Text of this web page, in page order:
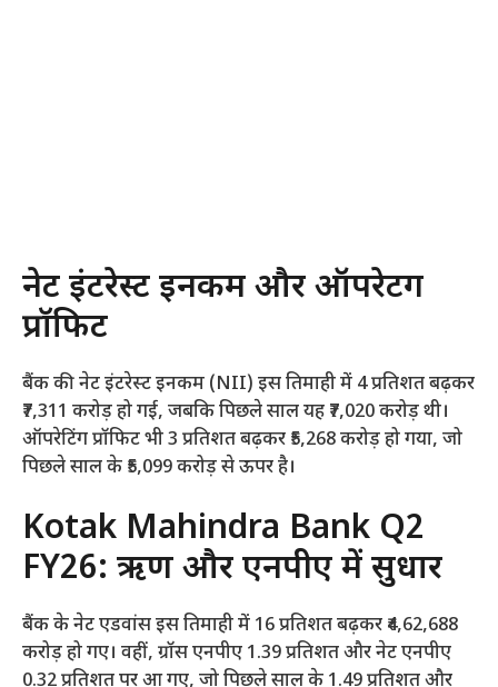
नेट इंटरेस्ट इनकम और ऑपरेटिंग
प्रॉफिट
बैंक की नेट इंटरेस्ट इनकम (NII) इस तिमाही में 4 प्रतिशत बढ़कर
₹7,311 करोड़ हो गई, जबकि पिछले साल यह ₹7,020 करोड़ थी।
ऑपरेटिंग प्रॉफिट भी 3 प्रतिशत बढ़कर ₹5,268 करोड़ हो गया, जो
पिछले साल के ₹5,099 करोड़ से ऊपर है।
Kotak Mahindra Bank Q2
FY26: ऋण और एनपीए में सुधार
बैंक के नेट एडवांस इस तिमाही में 16 प्रतिशत बढ़कर ₹4,62,688
करोड़ हो गए। वहीं, ग्रॉस एनपीए 1.39 प्रतिशत और नेट एनपीए
0.32 प्रतिशत पर आ गए, जो पिछले साल के 1.49 प्रतिशत और